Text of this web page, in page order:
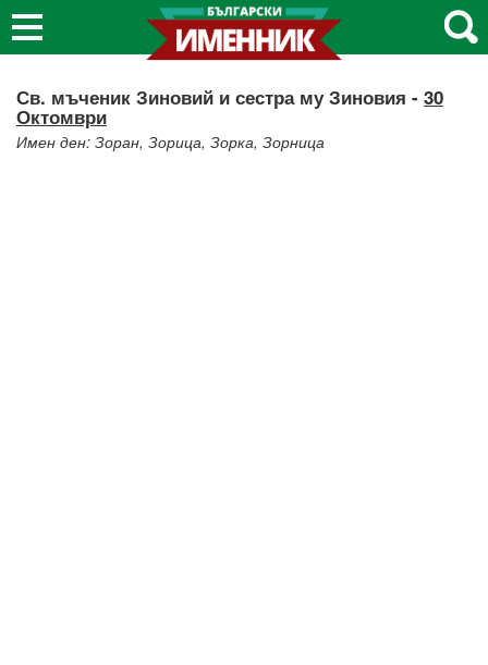
Св. мъченик Зиновий и сестра му Зиновия - 30
Октомври
Имен ден: Зоран, Зорица, Зорка, Зорница